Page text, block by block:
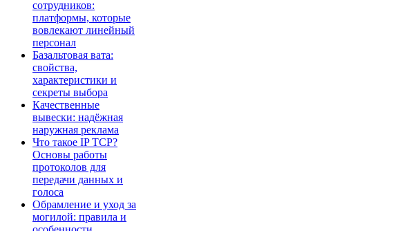
сотрудников:
платформы, которые
вовлекают линейный
персонал
Базальтовая вата:
свойства,
характеристики и
секреты выбора
Качественные
вывески: надёжная
наружная реклама
Что такое IP TCP?
Основы работы
протоколов для
передачи данных и
голоса
Обрамление и уход за
могилой: правила и